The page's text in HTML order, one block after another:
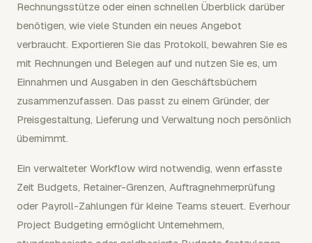
Rechnungsstütze oder einen schnellen Überblick darüber
benötigen, wie viele Stunden ein neues Angebot
verbraucht. Exportieren Sie das Protokoll, bewahren Sie es
mit Rechnungen und Belegen auf und nutzen Sie es, um
Einnahmen und Ausgaben in den Geschäftsbüchern
zusammenzufassen. Das passt zu einem Gründer, der
Preisgestaltung, Lieferung und Verwaltung noch persönlich
übernimmt.
Ein verwalteter Workflow wird notwendig, wenn erfasste
Zeit Budgets, Retainer-Grenzen, Auftragnehmerprüfung
oder Payroll-Zahlungen für kleine Teams steuert. Everhour
Project Budgeting ermöglicht Unternehmern,